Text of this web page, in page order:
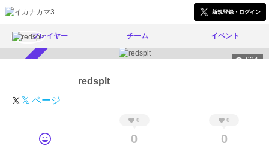
新規登録・ログイン
プレイヤー チーム イベント
624
redsplt
𝕏 ページ
0
0
0
0